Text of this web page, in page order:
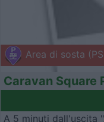
Area di sosta
Caravan Square
A 5 minuti dall'uscita